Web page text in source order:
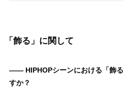
「飾る」に関して
—— HIPHOPシーンにおける「飾
すか？